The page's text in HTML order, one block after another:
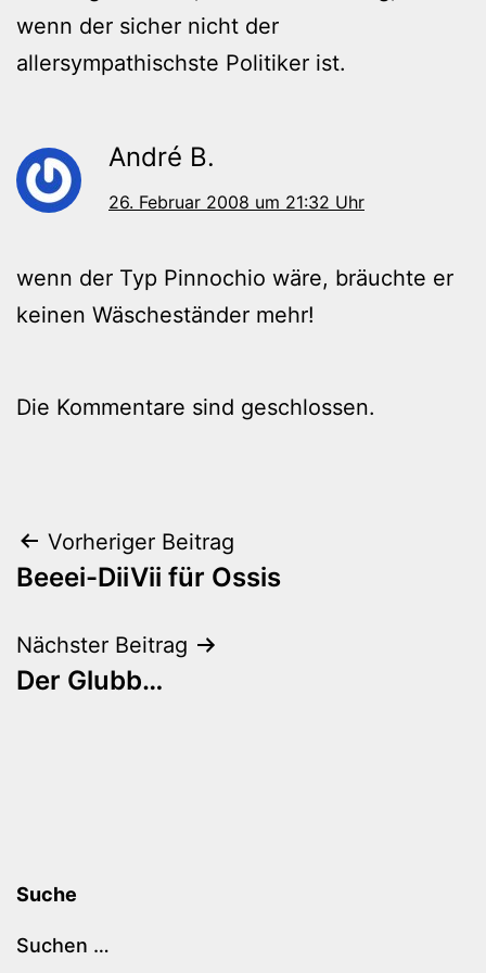
wenn der sicher nicht der
allersympathischste Politiker ist.
André B.
26. Februar 2008 um 21:32 Uhr
wenn der Typ Pinnochio wäre, bräuchte er
keinen Wäscheständer mehr!
Die Kommentare sind geschlossen.
Beitragsnavigation
Vorheriger Beitrag
Beeei-DiiVii für Ossis
Nächster Beitrag
Der Glubb…
Suche
Suchen …